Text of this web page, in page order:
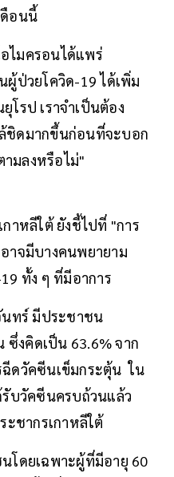
ดือนนี้
ไมครอนได้แพร่
ผู้ป่วยโควิด-19 ได้เพิ่ม
โรป เราจำเป็นต้อง
ชิดมากขึ้นก่อนที่จะบอก
มลงหรือไม่"
าหลีใต้ ยังชี้ไปที่ "การ
าจมีบางคนพยายาม
ทั้ง ๆ ที่มีอาการ
นทร์ มีประชาชน
ซึ่งคิดเป็น 63.6% จาก
ดวัคซีนเข็มกระตุ้น ใน
บวัคซีนครบถ้วนแล้ว
ะชากรเกาหลีใต้
โดยเฉพาะผู้ที่มีอายุ 60